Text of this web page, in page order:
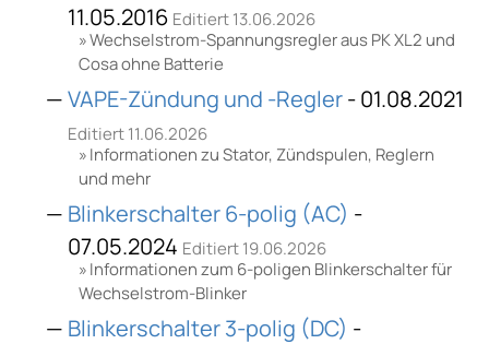
11.05.2016 Editiert 13.06.2026
Wechselstrom-Spannungsregler aus PK XL2 und
Cosa ohne Batterie
VAPE-Zündung und -Regler- 01.08.2021
Editiert 11.06.2026
Informationen zu Stator, Zündspulen, Reglern
und mehr
Blinkerschalter 6-polig (AC) -
07.05.2024 Editiert 19.06.2026
Informationen zum 6-poligen Blinkerschalter für
Wechselstrom-Blinker
Blinkerschalter 3-polig (DC) -